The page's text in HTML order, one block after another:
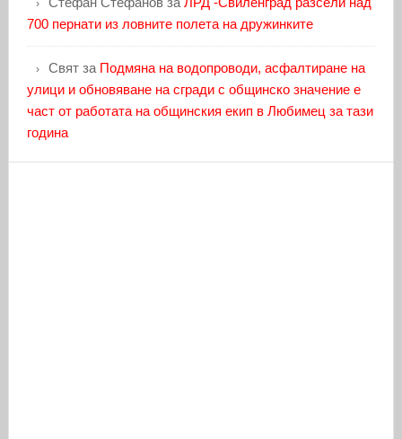
700 пернати из ловните полета на дружинките
Святза Подмяна на водопроводи, асфалтиране на
улици и обновяване на сгради с общинско значение е
част от работата на общинския екип в Любимец за тази
година